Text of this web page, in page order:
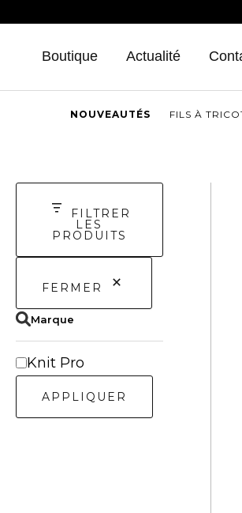
au
Boutique Actualité
NOUVEAUTÉS FILS À
FILTRER
LES
PRODUITS
FERMER
Marque
M
a
Knit Pro
APPLIQUER